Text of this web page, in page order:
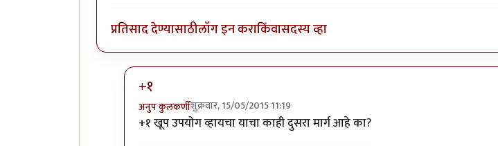
प्रतिसाद देण्यासाठीलॉग इन कराकिंवासदस्य व्हा
+१
अनुप कुलकर्णीशुक्रवार, 15/05/2015 11:19
In reply toआयडी पुढे /authored लाउनbyअनुप ढेरे
+१ खूप उपयोग व्हायचा याचा काही दुसरा मार्ग आहे का?